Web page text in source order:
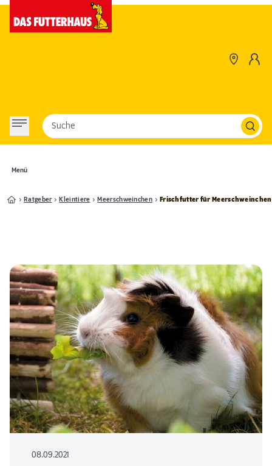
Menü
Suche
Ratgeber Kleintiere Meerschweinchen Frischfutter für Meerschweinchen
08.09.2021